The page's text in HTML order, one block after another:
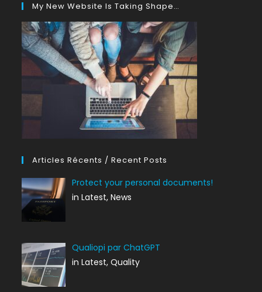
My New Website Is Taking Shape…
Articles Récents / Recent Posts
Protect your personal documents!
in Latest, News
Qualiopi par ChatGPT
in Latest, Quality